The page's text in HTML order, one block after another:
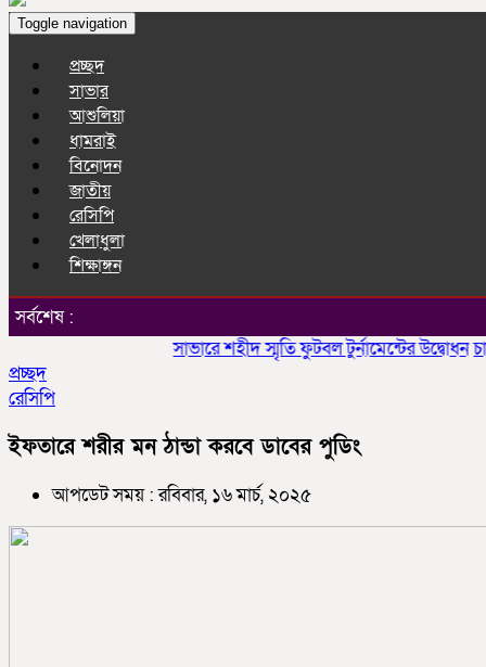
Toggle navigation
প্রচ্ছদ
সাভার
আশুলিয়া
ধামরাই
বিনোদন
জাতীয়
রেসিপি
খেলাধুলা
শিক্ষাঙ্গন
সর্বশেষ :
সাভারে শহীদ স্মৃতি ফুটবল টুর্নামেন্টের উদ্বোধন
প্রচ্ছদ
রেসিপি
ইফতারে শরীর মন ঠান্ডা করবে ডাবের পুডিং
আপডেট সময় : রবিবার, ১৬ মার্চ, ২০২৫